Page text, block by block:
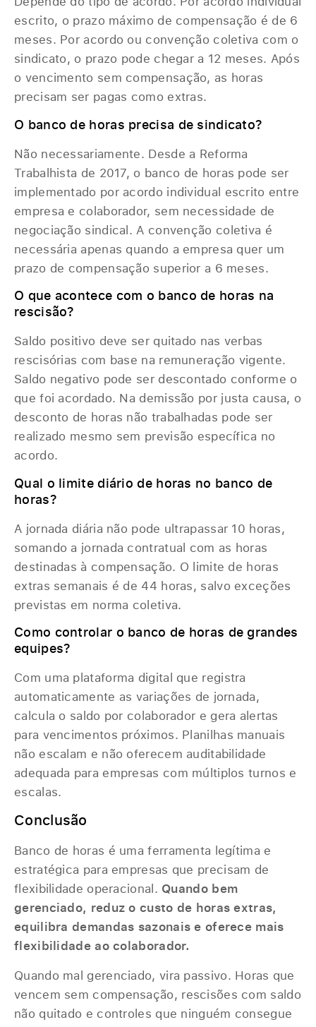
escrito, o prazo máximo de compensação é de 6
meses. Por acordo ou convenção coletiva com o
sindicato, o prazo pode chegar a 12 meses. Após
o vencimento sem compensação, as horas
precisam ser pagas como extras.
O banco de horas precisa de sindicato?
Não necessariamente. Desde a Reforma
Trabalhista de 2017, o banco de horas pode ser
implementado por acordo individual escrito entre
empresa e colaborador, sem necessidade de
negociação sindical. A convenção coletiva é
necessária apenas quando a empresa quer um
prazo de compensação superior a 6 meses.
O que acontece com o banco de horas na
rescisão?
Saldo positivo deve ser quitado nas verbas
rescisórias com base na remuneração vigente.
Saldo negativo pode ser descontado conforme o
que foi acordado. Na demissão por justa causa, o
desconto de horas não trabalhadas pode ser
realizado mesmo sem previsão específica no
acordo.
Qual o limite diário de horas no banco de
horas?
A jornada diária não pode ultrapassar 10 horas,
somando a jornada contratual com as horas
destinadas à compensação. O limite de horas
extras semanais é de 44 horas, salvo exceções
previstas em norma coletiva.
Como controlar o banco de horas de grandes
equipes?
Com uma plataforma digital que registra
automaticamente as variações de jornada,
calcula o saldo por colaborador e gera alertas
para vencimentos próximos. Planilhas manuais
não escalam e não oferecem auditabilidade
adequada para empresas com múltiplos turnos e
escalas.
Conclusão
Banco de horas é uma ferramenta legítima e
estratégica para empresas que precisam de
flexibilidade operacional. Quando bem
gerenciado, reduz o custo de horas extras,
equilibra demandas sazonais e oferece mais
flexibilidade ao colaborador.
Quando mal gerenciado, vira passivo. Horas que
vencem sem compensação, rescisões com saldo
não quitado e controles que ninguém consegue